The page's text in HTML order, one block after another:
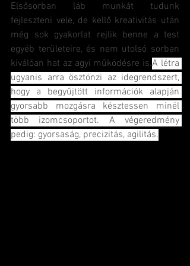
Elsősorban láb munkát tudunk
fejleszteni vele, de kellő kreativitás után
még sok gyakorlat rejlik benne a test
egyéb területeire, és nem utolsó sorban
kiválóan hat az agyi működésre is.A létra
ugyanis arra ösztönzi az idegrendszert,
hogy a begyűjtött információk alapján
gyorsabb mozgásra késztessen minél
több izomcsoportot. A végeredmény
pedig: gyorsaság, precizitás, agilitás.